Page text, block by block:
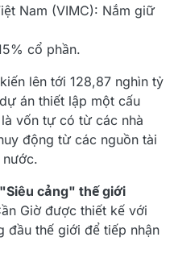
Nam (VIMC): Nắm giữ
cổ phần.
lên tới 128,87 nghìn tỷ
án thiết lập một cấu
vốn tự có từ các nhà
động từ các nguồn tài
cảng" thế giới
Giờ được thiết kế với
đầu thế giới để tiếp nhận